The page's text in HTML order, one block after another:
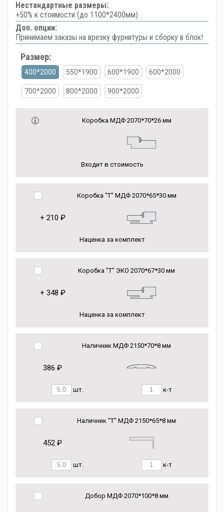
Нестандартные размеры:
+50% к стоимости (до 1100*2400мм)
Доп. опции:
Принимаем заказы на врезку фурнитуры и сборку в блок!
Размер:
400*2000 550*1900 600*1900 600*2000
700*2000 800*2000 900*2000
Коробка МДФ 2070*70*26 мм
Входит в стоимость
Коробка "Т" МДФ 2070*65*30 мм
+ 210 ₽
Наценка за комплект
Коробка "Т" ЭКО 2070*67*30 мм
+ 348 ₽
Наценка за комплект
Наличник МДФ 2150*70*8 мм
386 ₽
шт. к-т
Наличник "Т" МДФ 2150*65*8 мм
452 ₽
шт. к-т
Добор МДФ 2070*100*8 мм